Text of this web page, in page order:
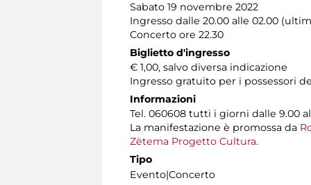
Sabato 19 novembre 2022
Ingresso dalle 20.00 alle 02.00
Concerto ore 22.30
Biglietto d'ingresso
€ 1,00, salvo diversa indicazione
Ingresso gratuito per i possessori
Informazioni
Tel. 060608 tutti i giorni dalle 9.00
La manifestazione è promossa da
Zètema Progetto Cultura.
Tipo
Evento|Concerto